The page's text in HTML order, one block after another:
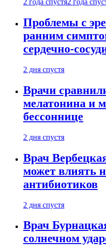
2 года спустя2 года
Проблемы с
ранним
сердечно-
2 дня спустя
Врачи
мелатонина и
бессоннице
2 дня спустя
Врач
может влиять
антибиотиков
2 дня спустя
Врач
солнечном